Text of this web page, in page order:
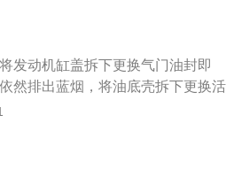
的话，很可能会使活塞环与缸体的
油，严重的话还会导致发动机爆缸
长时间的高速行驶发动机高速运
如果机油油量过多的话超过最高刻
推移，产生的积碳肯定会越来越严
生一些副作用，导致发动机使用寿
发动机缸盖拆下更换气门油封即
然排出蓝烟，将油底壳拆下更换活